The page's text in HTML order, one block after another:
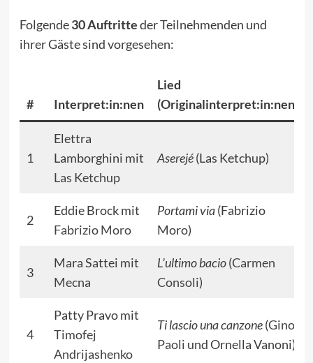
Folgende30 Auftritteder Teilnehmenden und
ihrer Gäste sind vorgesehen:
# Interpret:in:nen
Lied
(Originalinterpret:in:nen)
1
Elettra
Lamborghini mit
Las Ketchup
Aserejé(Las Ketchup)
2
Eddie Brock mit
Fabrizio Moro
Portami via(Fabrizio
Moro)
3
Mara Sattei mit
Mecna
L’ultimo bacio(Carmen
Consoli)
4
Patty Pravo mit
Timofej
Andrijashenko
Ti lascio una canzone(Gino
Paoli und Ornella Vanoni)